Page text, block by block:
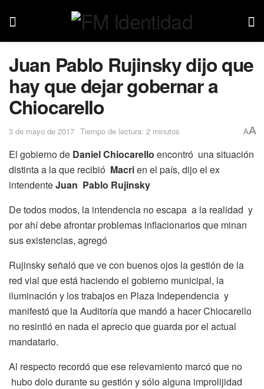
Juan Pablo Rujinsky dijo que
hay que dejar gobernar a
Chiocarello
3 de mayo de 2017 Tiempo de lectura: 2 minutos AA
El gobierno de Daniel Chiocarello encontró una situación
distinta a la que recibió Macrien el país, dijo el ex
intendenteJuan Pablo Rujinsky
De todos modos, la intendencia no escapa a la realidad y
por ahí debe afrontar problemas inflacionarios que minan
sus existencias, agregó
Rujinsky señaló que ve con buenos ojos la gestión de la
red vial que está haciendo el gobierno municipal, la
iluminación y los trabajos en Plaza Independencia y
manifestó que la Auditoría que mandó a hacer Chiocarello
no resintió en nada el aprecio que guarda por el actual
mandatario.
Al respecto recordó que ese relevamiento marcó que no
hubo dolo durante su gestión y sólo alguna improlijidad